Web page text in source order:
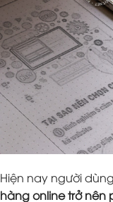
Hiện nay người
hàng online trở nên